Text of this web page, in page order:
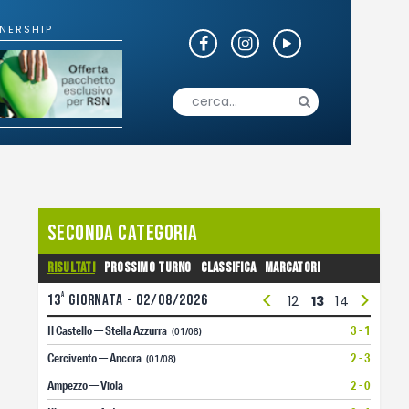
Fotogallery
Seconda Categoria
Risultati Prossimo turno Classifica Marcatori
13a giornata - 02/08/2026
2 3 4 5 6 7 8 11 12 13 14 15
< >
Il Castello — Stella Azzurra (01/08)
3 - 1
Cercivento — Ancora (01/08)
2 - 3
Ampezzo — Viola
2 - 0